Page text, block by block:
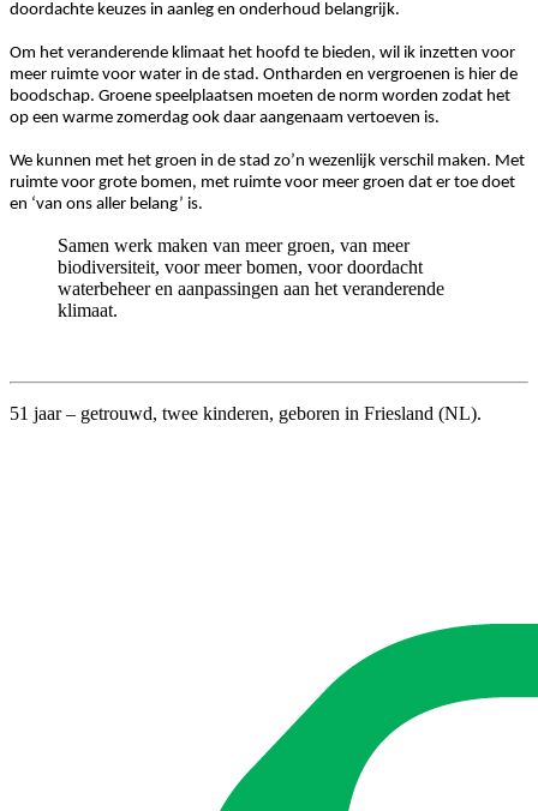
doordachte keuzes in aanleg en onderhoud belangrijk.
Om het veranderende klimaat het hoofd te bieden, wil ik inzetten voor
meer ruimte voor water in de stad. Ontharden en vergroenen is hier de
boodschap. Groene speelplaatsen moeten de norm worden zodat het
op een warme zomerdag ook daar aangenaam vertoeven is.
We kunnen met het groen in de stad zo’n wezenlijk verschil maken. Met
ruimte voor grote bomen, met ruimte voor meer groen dat er toe doet
en ‘van ons aller belang’ is.
Samen werk maken van meer groen, van meer
biodiversiteit, voor meer bomen, voor doordacht
waterbeheer en aanpassingen aan het veranderende
klimaat.
51 jaar – getrouwd, twee kinderen, geboren in Friesland (NL).